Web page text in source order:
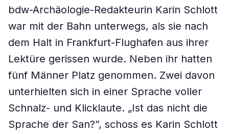
bdw-Archäologie-Redakteurin Karin Schlott
war mit der Bahn unterwegs, als sie nach
dem Halt in Frankfurt-Flughafen aus ihrer
Lektüre gerissen wurde. Neben ihr hatten
fünf Männer Platz genommen. Zwei davon
unterhielten sich in einer Sprache voller
Schnalz- und Klicklaute. „Ist das nicht die
Sprache der San?”, schoss es Karin Schlott